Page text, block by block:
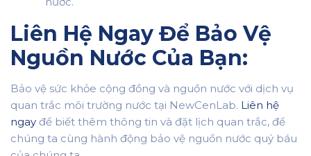
Liên Hệ Ngay Để Bảo Vệ
Nguồn Nước Của Bạn:
Bảo vệ sức khỏe cộng đồng và nguồn nước với dịch vụ
quan trắc môi trường nước tại NewCenLab. Liên hệ
ngay để biết thêm thông tin và đặt lịch quan trắc, để
chúng ta cùng hành động bảo vệ nguồn nước quý báu